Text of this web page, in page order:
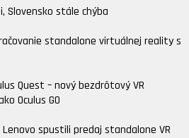
Slovensko stále chýba
standalone virtuálnej reality s
Quest – nový bezdrôtový VR
Oculus GO
Lenovo spustili predaj standalone VR